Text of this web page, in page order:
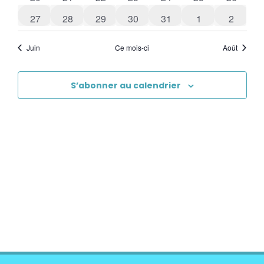
0 évènements
27 0 évènements
28 0 évènements
29 0 évènements
30 0 évènements
31 0 évènements
1 0
2
Juin Ce mois-ci Août
S’abonner au calendrier